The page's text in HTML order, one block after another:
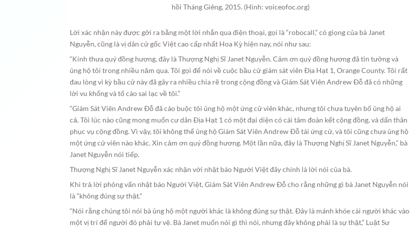
hồi Tháng Giêng, 2015. (Hình: voiceofoc.org)
Lời xác nhận này được gởi ra bằng một lời nhắn qua điện thoại, gọi là “robocall,” có giọng của bà Janet
Nguyễn, cũng là vị dân cử gốc Việt cao cấp nhất Hoa Kỳ hiện nay, nói như sau:
“Kính thưa quý đồng hương, đây là Thượng Nghị Sĩ Janet Nguyễn. Cảm ơn quý đồng hương đã tin tưởng và
ủng hộ tôi trong nhiều năm qua. Tôi gọi để nói về cuộc bầu cử giám sát viên Ðịa Hạt 1, Orange County. Tôi rất
đau lòng vì kỳ bầu cử này đã gây ra nhiều chia rẽ trong cộng đồng và Giám Sát Viên Andrew Ðỗ đã có những
lời vu khống và tố cáo sai lạc về tôi.”
“Giám Sát Viên Andrew Ðỗ đã cáo buộc tôi ủng hộ một ứng cử viên khác, nhưng tôi chưa tuyên bố ủng hộ ai
cả. Tôi lúc nào cũng mong muốn cư dân Ðịa Hạt 1 có một đại diện có cái tâm đoàn kết cộng đồng, và dấn thân
phục vụ cộng đồng. Vì vậy, tôi không thể ủng hộ Giám Sát Viên Andrew Ðỗ tái ứng cử, và tôi cũng chưa ủng hộ
một ứng cử viên nào khác. Xin cảm ơn quý đồng hương. Một lần nữa, đây là Thượng Nghị Sĩ Janet Nguyễn,” bà
Janet Nguyễn nói tiếp.
Thượng Nghị Sĩ Janet Nguyễn xác nhận với nhật báo Người Việt đây chính là lời nói của bà.
Khi trả lời phỏng vấn nhật báo Người Việt, Giám Sát Viên Andrew Ðỗ cho rằng những gì bà Janet Nguyễn nói
là “không đúng sự thật.”
“Nói rằng chúng tôi nói bà ủng hộ một người khác là không đúng sự thật. Ðây là mánh khóe cài người khác vào
một vị trí để người đó phải tự vệ. Bà Janet muốn nói gì thì nói, nhưng đây không phải là sự thật,” Luật Sư